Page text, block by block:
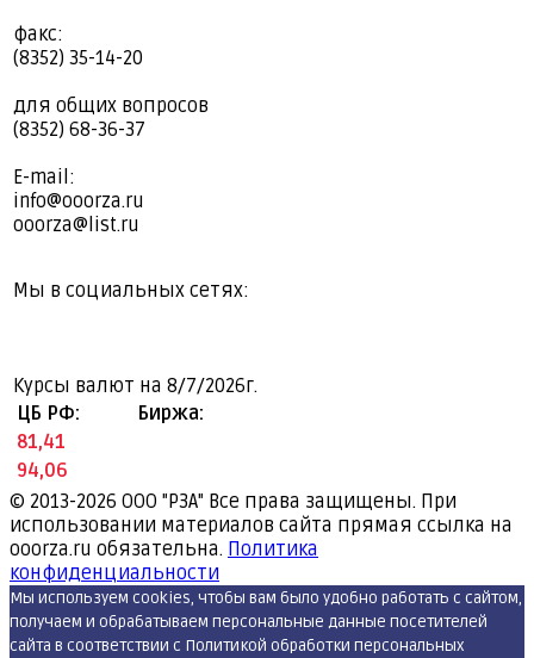
факс:
(8352) 35-14-20
для общих вопросов
(8352) 68-36-37
E-mail:
info@ooorza.ru
ooorza@list.ru
Мы в социальных сетях:
Курсы валют на 8/7/2026г.
ЦБ РФ:
Биржа:
81,41
94,06
© 2013-2026 ООО "РЗА" Все права защищены. При
использовании материалов сайта прямая ссылка на
ooorza.ru обязательна. Политика
конфиденциальности
Мы используем cookies, чтобы вам было удобно работать с сайтом,
получаем и обрабатываем персональные данные посетителей
сайта в соответствии с Политикой обработки персональных